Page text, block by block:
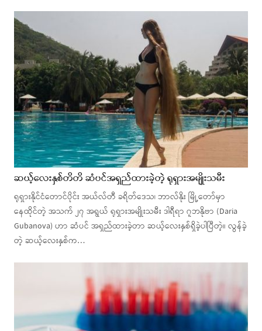
ဆယ့်လေးနှစ်တိတိ ဆံပင်အရှည်ထားခဲ့တဲ့ ရုရှားအမျိုးသမီး
ရုရှားနိုင်ငံတောင်ပိုင်း အယ်လ်တီ ခရိတ်ဒေသ၊ ဘာလ်နိုး မြို့တော်မှာ
နေထိုင်တဲ့ အသက် ၂၇ အရွယ် ရုရှားအမျိုးသမီး ဒါရီရာ ဂူဘနိုဗာ (Daria
Gubanova) ဟာ ဆံပင် အရှည်ထားခဲ့တာ ဆယ့်လေးနှစ်ရှိခဲ့ပါပြီတဲ့။ လွန်ခဲ့
တဲ့ ဆယ့်လေးနှစ်က…